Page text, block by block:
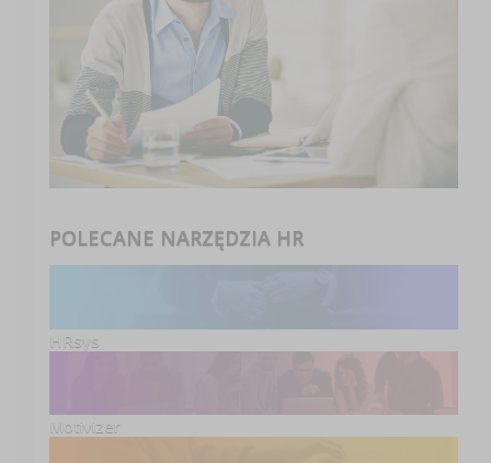
POLECANE NARZĘDZIA HR
HRsys
Motivizer